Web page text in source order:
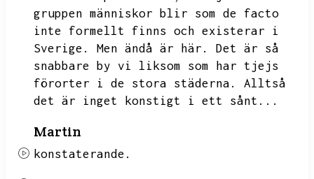
gruppen människor blir som de facto
inte formellt finns och existerar i
Sverige.
Men ändå är här.
Det är så
snabbare by vi liksom som har tjejs
förorter i de stora städerna.
Alltså
det är inget konstigt i ett sånt...
Martin
konstaterande.